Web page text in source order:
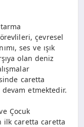
çevresel
ses ve ışık
olan deniz
caretta
etmektedir.
Çocuk
ilk caretta caretta